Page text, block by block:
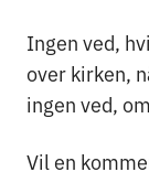
Ingen ved,
over kirken,
ingen ved,
Vil en